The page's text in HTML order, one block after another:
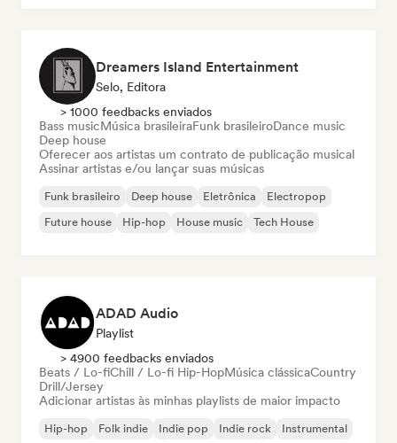
Dreamers Island Entertainment
Selo, Editora
> 1000 feedbacks enviados
Bass musicMúsica brasileiraFunk brasileiroDance music
Deep house
Oferecer aos artistas um contrato de publicação musical
Assinar artistas e/ou lançar suas músicas
Funk brasileiro Deep house Eletrônica
Electropop
Future house
Hip-hop House music Tech House
ADAD Audio
Playlist
> 4900 feedbacks enviados
Beats / Lo-fiChill / Lo-fi Hip-HopMúsica clássicaCountry
Drill/Jersey
Adicionar artistas às minhas playlists de maior impacto
Hip-hop Folk indie Indie pop Indie rock
Instrumental